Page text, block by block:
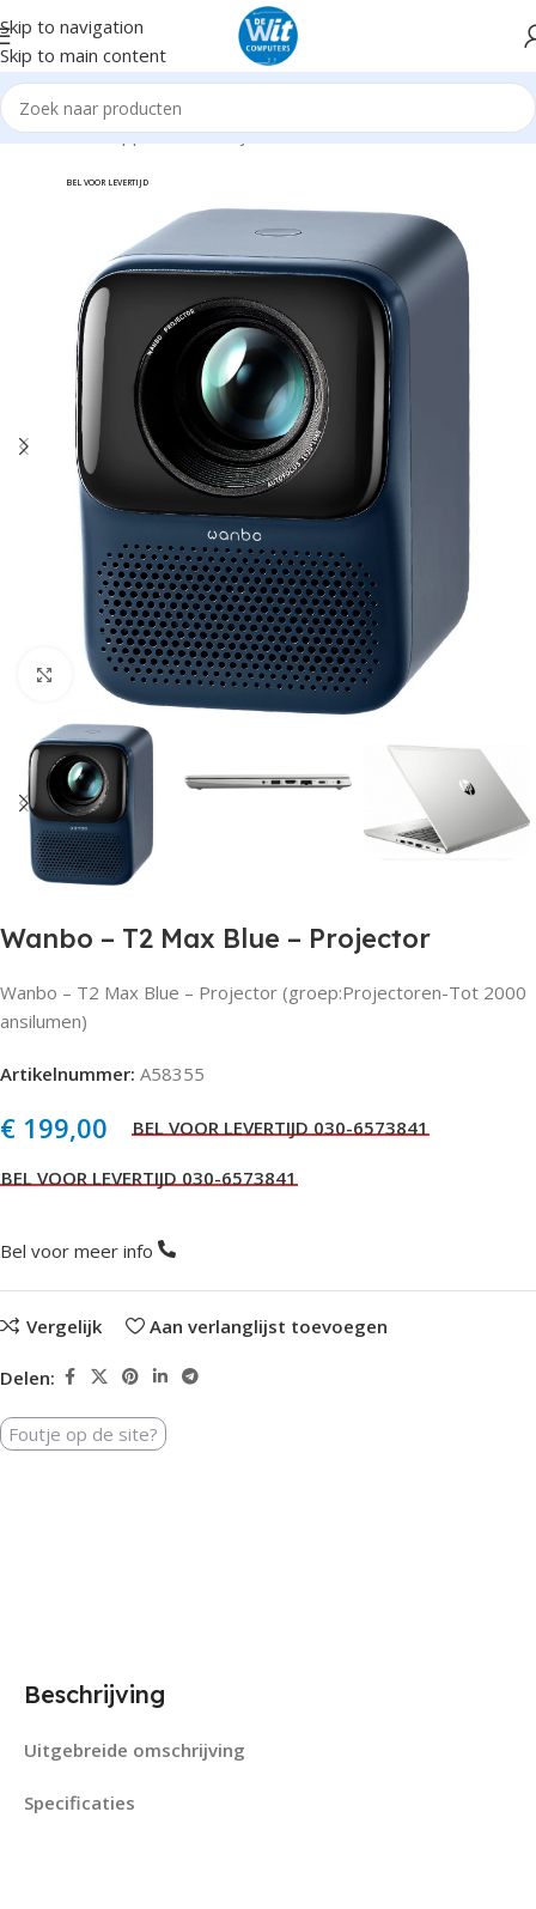
Skip to navigation
Skip to main content
Home Randapparatuur Projectoren Tot 2000 ansilumen
BEL VOOR LEVERTIJD
Click to enlarge
Wanbo – T2 Max Blue – Projector
Wanbo – T2 Max Blue – Projector (groep:Projectoren-Tot 2000
ansilumen)
Artikelnummer: A58355
€ 199,00
Bel voor meer info
Vergelijk Aan verlanglijst toevoegen
Delen:
Foutje op de site?
Beschrijving
Uitgebreide omschrijving
Specificaties